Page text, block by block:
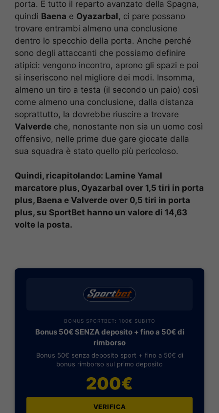
porta. E tutto il reparto avanzato della Spagna,
quindi Baena e Oyazarbal, ci pare possano
trovare entrambi almeno una conclusione
dentro lo specchio della porta. Anche perché
sono degli attaccanti che possiamo definire
atipici: vengono incontro, aprono gli spazi e poi
si inseriscono nel migliore dei modi. Insomma,
almeno un tiro a testa (il secondo un paio) così
come almeno una conclusione, dalla distanza
soprattutto, la dovrebbe riuscire a trovare
Valverde che, nonostante non sia un uomo così
offensivo, nelle prime due gare giocate dalla
sua squadra è stato quello più pericoloso.
Quindi, ricapitolando: Lamine Yamal
marcatore plus, Oyazarbal over 1,5 tiri in porta
plus, Baena e Valverde over 0,5 tiri in porta
plus, su SportBet hanno un valore di 14,63
volte la posta.
BONUS SPORTBET: 100€ SUBITO
Bonus 50€ SENZA deposito + fino a 50€ di
rimborso
Bonus 50€ senza deposito sport + fino a 50€ di
bonus rimborso sul primo deposito
200€
VERIFICA